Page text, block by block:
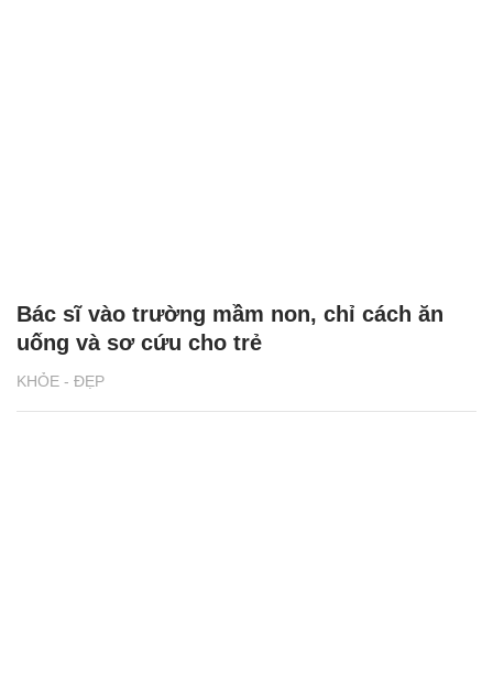
KHỎE - ĐẸP
Bác sĩ vào trường mầm non, chỉ cách ăn
uống và sơ cứu cho trẻ